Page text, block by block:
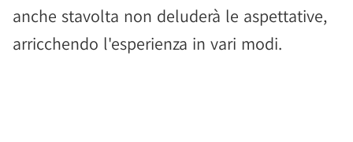
anche stavolta non deluderà le aspettative,
arricchendo l'esperienza in vari modi.